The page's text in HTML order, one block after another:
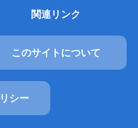
関連リンク
このサイトについて
シー